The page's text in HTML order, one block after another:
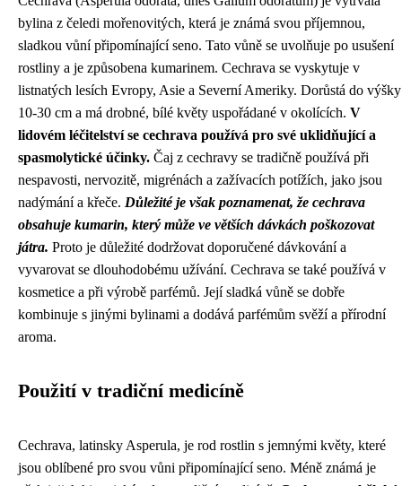
bylina z čeledi mořenovitých, která je známá svou příjemnou,
sladkou vůní připomínající seno. Tato vůně se uvolňuje po usušení
rostliny a je způsobena kumarinem. Cechrava se vyskytuje v
listnatých lesích Evropy, Asie a Severní Ameriky. Dorůstá do výšky
10-30 cm a má drobné, bílé květy uspořádané v okolících. V
lidovém léčitelství se cechrava používá pro své uklidňující a
spasmolytické účinky. Čaj z cechravy se tradičně používá při
nespavosti, nervozitě, migrénách a zažívacích potížích, jako jsou
nadýmání a křeče. Důležité je však poznamenat, že cechrava
obsahuje kumarin, který může ve větších dávkách poškozovat
játra. Proto je důležité dodržovat doporučené dávkování a
vyvarovat se dlouhodobému užívání. Cechrava se také používá v
kosmetice a při výrobě parfémů. Její sladká vůně se dobře
kombinuje s jinými bylinami a dodává parfémům svěží a přírodní
aroma.
Použití v tradiční medicíně
Cechrava, latinsky Asperula, je rod rostlin s jemnými květy, které
jsou oblíbené pro svou vůni připomínající seno. Méně známá je